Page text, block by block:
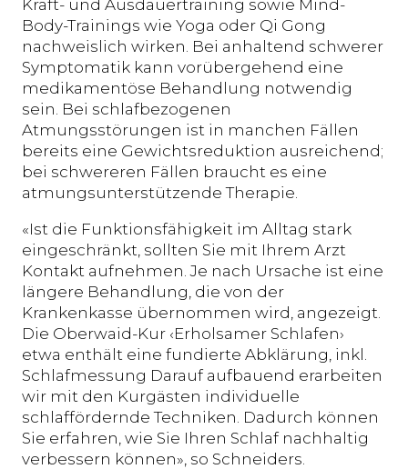
Kraft- und Ausdauertraining sowie Mind-
Body-Trainings wie Yoga oder Qi Gong
nachweislich wirken. Bei anhaltend schwerer
Symptomatik kann vorübergehend eine
medikamentöse Behandlung notwendig
sein. Bei schlafbezogenen
Atmungsstörungen ist in manchen Fällen
bereits eine Gewichtsreduktion ausreichend;
bei schwereren Fällen braucht es eine
atmungsunterstützende Therapie.
«Ist die Funktionsfähigkeit im Alltag stark
eingeschränkt, sollten Sie mit Ihrem Arzt
Kontakt aufnehmen. Je nach Ursache ist eine
längere Behandlung, die von der
Krankenkasse übernommen wird, angezeigt.
Die Oberwaid-Kur ‹Erholsamer Schlafen›
etwa enthält eine fundierte Abklärung, inkl.
Schlafmessung Darauf aufbauend erarbeiten
wir mit den Kurgästen individuelle
schlaffördernde Techniken. Dadurch können
Sie erfahren, wie Sie Ihren Schlaf nachhaltig
verbessern können», so Schneiders.